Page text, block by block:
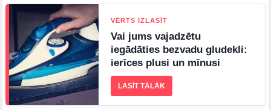
VĒRTS IZLASĪT
Vai jums vajadzētu
iegādāties bezvadu gludekli:
ierīces plusi un mīnusi
LASĪT TĀLĀK